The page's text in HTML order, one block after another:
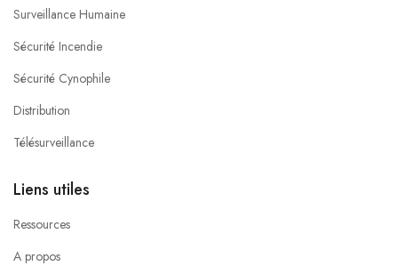
Surveillance Humaine
Sécurité Incendie
Sécurité Cynophile
Distribution
Télésurveillance
Liens utiles
Ressources
A propos